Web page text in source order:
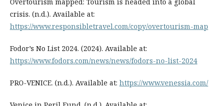
crisis. (n.d.). Available at:
https://www.responsibletravel.com/copy/overtourism-map
Fodor’s No List 2024. (2024). Available at:
https://www.fodors.com/news/news/fodors-no-list-2024
PRO-VENICE. (n.d.). Available at: https://www.venessia.com/